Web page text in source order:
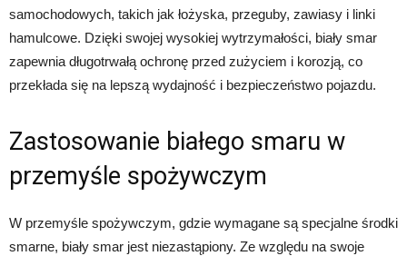
samochodowych, takich jak łożyska, przeguby, zawiasy i linki
hamulcowe. Dzięki swojej wysokiej wytrzymałości, biały smar
zapewnia długotrwałą ochronę przed zużyciem i korozją, co
przekłada się na lepszą wydajność i bezpieczeństwo pojazdu.
Zastosowanie białego smaru w
przemyśle spożywczym
W przemyśle spożywczym, gdzie wymagane są specjalne środki
smarne, biały smar jest niezastąpiony. Ze względu na swoje